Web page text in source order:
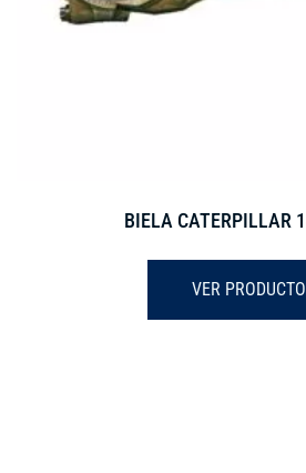
BIELA CATERPILLAR
VER PRODUCTO